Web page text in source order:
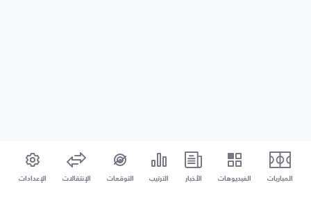
المباريات الفيديوهات الأخبار الترتيب التوقعات الإنتقالات الإعدادات